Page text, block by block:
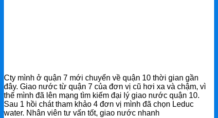
Cty mình ở quận 7 mới chuyển về quận 10 thời gian gần
đây. Giao nước từ quận 7 của đơn vị cũ hơi xa và chậm, vì
thế mình đã lên mạng tìm kiếm đại lý giao nước quận 10.
Sau 1 hồi chát tham khảo 4 đơn vị mình đã chọn Leduc
water. Nhân viên tư vấn tốt, giao nước nhanh